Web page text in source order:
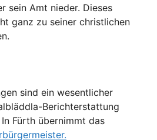
sein Amt nieder. Dieses
ganz zu seiner christlichen
sind ein wesentlicher
Berichterstattung
In Fürth übernimmt das